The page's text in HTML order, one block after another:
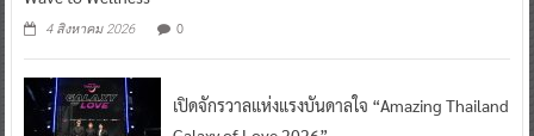
4 สิงหาคม 2026 0
เปิดจักรวาลแห่งแรงบันดาลใจ “Amazing Thailand